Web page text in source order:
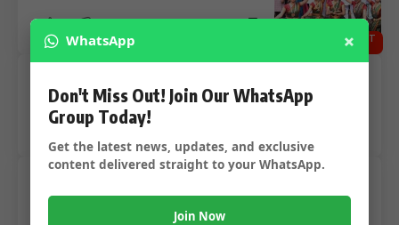
ENTERTAINMENT
ನಿಧನ – ನಗರದಲ್ಲಿ ನಡೆಯಿತು ಅಂತ್ಯಕ್ರಿಯೆ…..
ಷರುತ್ತು ಬದ್ದ ಮಂಜೂರು
WhatsApp ×
Don't Miss Out! Join Our WhatsApp
Group Today!
Get the latest news, updates, and exclusive
content delivered straight to your WhatsApp.
Join Now